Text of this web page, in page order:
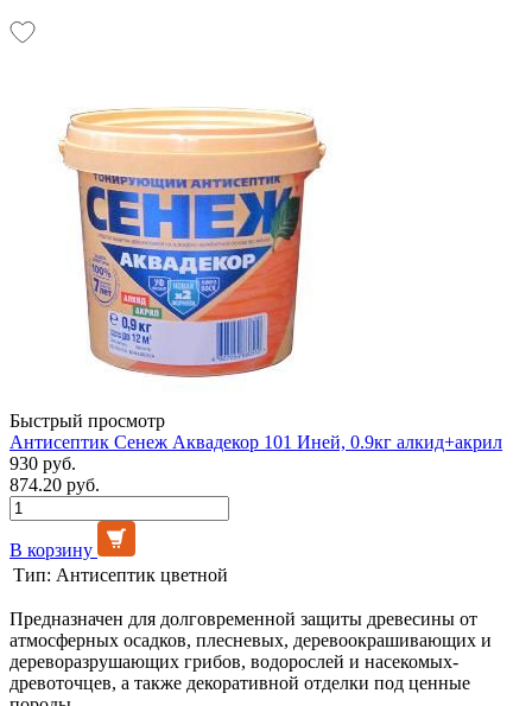
Быстрый просмотр
Антисептик Сенеж Аквадекор 101 Иней, 0.9кг алкид+акрил
930 руб.
874.20 руб.
В корзину
Тип: Антисептик цветной
Предназначен для долговременной защиты древесины от
атмосферных осадков, плесневых, деревоокрашивающих и
дереворазрушающих грибов, водорослей и насекомых-
древоточцев, а также декоративной отделки под ценные